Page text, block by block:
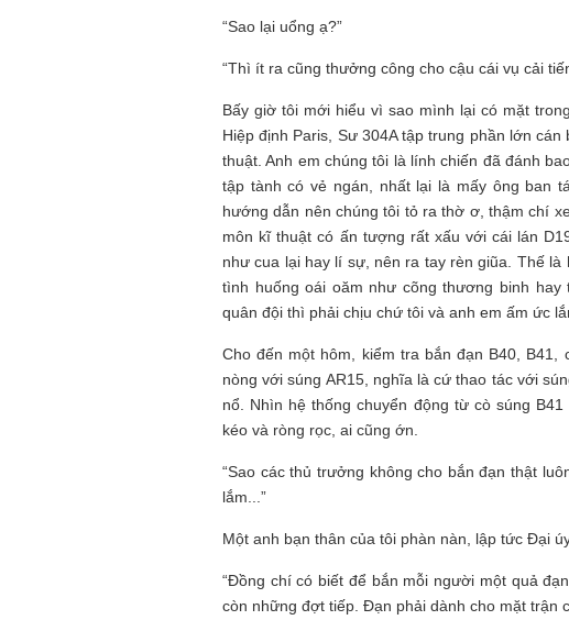
“Sao lại uổng ạ?”
“Thì ít ra cũng thưởng công cho cậu cái vụ cải
Bấy giờ tôi mới hiểu vì sao mình lại có mặt
Hiệp định Paris, Sư 304A tập trung phần lớn
thuật. Anh em chúng tôi là lính chiến đã đánh
tập tành có vẻ ngán, nhất lại là mấy ông ban
hướng dẫn nên chúng tôi tỏ ra thờ ơ, thậm chí
môn kĩ thuật có ấn tượng rất xấu với cái lán
như cua lại hay lí sự, nên ra tay rèn giũa. Thế
tình huống oái oăm như cõng thương binh
quân đội thì phải chịu chứ tôi và anh em ấm ức
Cho đến một hôm, kiểm tra bắn đạn B40,
nòng với súng AR15, nghĩa là cứ thao tác với
nổ. Nhìn hệ thống chuyển động từ cò súng
kéo và ròng rọc, ai cũng ớn.
“Sao các thủ trưởng không cho bắn đạn thật
lắm...”
Một anh bạn thân của tôi phàn nàn, lập tức Đại
“Đồng chí có biết để bắn mỗi người một quả
còn những đợt tiếp. Đạn phải dành cho mặt trận
NHỮNG
NGƯỜI
TÔI GẶP,
CHUYỆN
TÔI VIẾT
công việc của sự hư cấu, một
hành trình phác dựng thế giới từ
trí tưởng tượng, nơi nhà văn tự
do tạo hình mọi thứ theo ý mình...
(TRẦN THỊ TÚ NGỌC)